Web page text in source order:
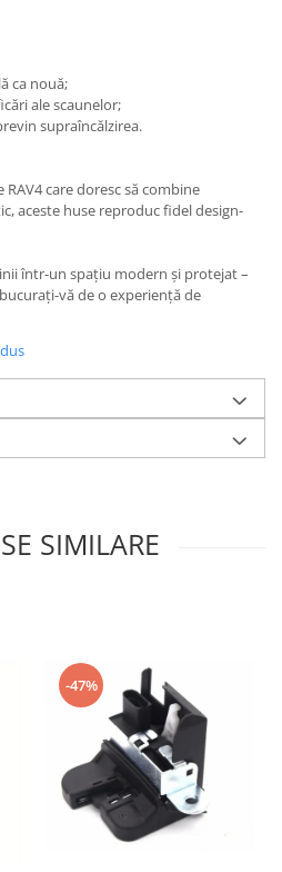
ca nouă;
ale scaunelor;
supraîncălzirea.
care doresc să combine
aceste huse reproduc fidel design-
într-un spațiu modern și protejat –
vă de o experiență de
SIMILARE
-47%